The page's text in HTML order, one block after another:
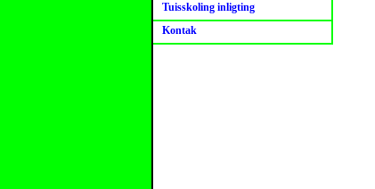
Tuisskoling inligting
Kontak